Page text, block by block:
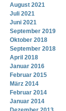
August 2021
Juli 2021
Juni 2021
September 2019
Oktober 2018
September 2018
April 2018
Januar 2016
Februar 2015
März 2014
Februar 2014
Januar 2014